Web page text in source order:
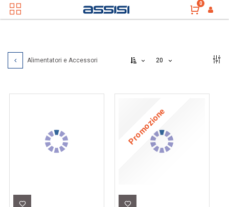
0
Alimentatori e Accessori 20
Promozione